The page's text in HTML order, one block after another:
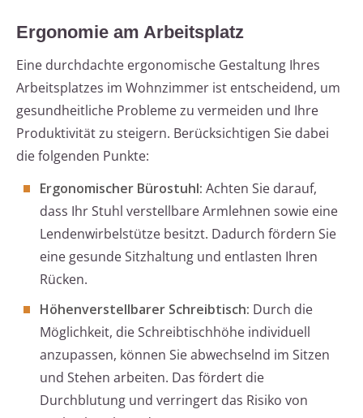
Ergonomie am Arbeitsplatz
Eine durchdachte ergonomische Gestaltung Ihres
Arbeitsplatzes im Wohnzimmer ist entscheidend, um
gesundheitliche Probleme zu vermeiden und Ihre
Produktivität zu steigern. Berücksichtigen Sie dabei
die folgenden Punkte:
Ergonomischer Bürostuhl: Achten Sie darauf,
dass Ihr Stuhl verstellbare Armlehnen sowie eine
Lendenwirbelstütze besitzt. Dadurch fördern Sie
eine gesunde Sitzhaltung und entlasten Ihren
Rücken.
Höhenverstellbarer Schreibtisch: Durch die
Möglichkeit, die Schreibtischhöhe individuell
anzupassen, können Sie abwechselnd im Sitzen
und Stehen arbeiten. Das fördert die
Durchblutung und verringert das Risiko von